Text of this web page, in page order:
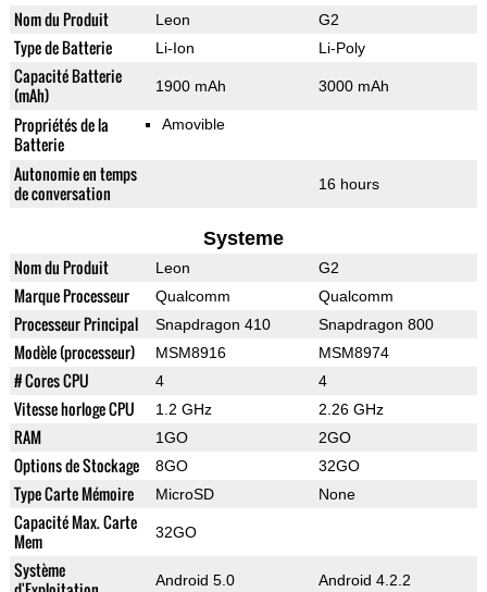
Nom du Produit Leon G2
Type de Batterie Li-Ion Li-Poly
Capacité Batterie
(mAh)
1900 mAh 3000 mAh
Propriétés de la
Batterie
Amovible
Autonomie en temps
de conversation
16 hours
Systeme
Nom du Produit Leon G2
Marque Processeur Qualcomm Qualcomm
Processeur Principal Snapdragon 410 Snapdragon 800
Modèle (processeur) MSM8916 MSM8974
# Cores CPU 4 4
Vitesse horloge CPU 1.2 GHz 2.26 GHz
RAM 1GO 2GO
Options de Stockage 8GO 32GO
Type Carte Mémoire MicroSD None
Capacité Max. Carte
Mem
32GO
Système
Android 5.0 Android 4.2.2